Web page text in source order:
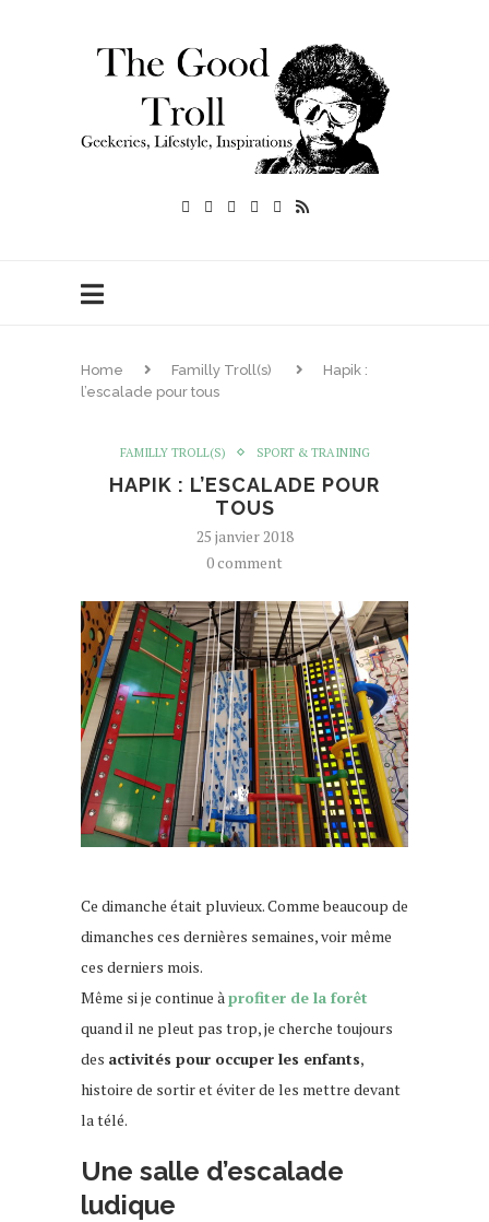
Home Familly Troll(s)
Hapik :
l’escalade pour tous
FAMILLY TROLL(S) SPORT & TRAINING
HAPIK : L’ESCALADE POUR
TOUS
25 janvier 2018
0 comment
Ce dimanche était pluvieux. Comme beaucoup de
dimanches ces dernières semaines, voir même
ces derniers mois.
Même si je continue àprofiter de la forêt
quand il ne pleut pas trop, je cherche toujours
des activités pour occuper les enfants,
histoire de sortir et éviter de les mettre devant
la télé.
Une salle d’escalade
ludique